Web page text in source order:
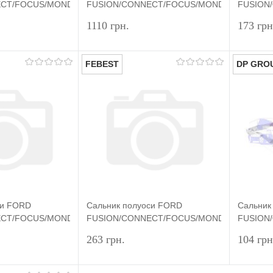
FOCUS/MONDEO/TRANSIT/FIESTAFUSION/CONNECT/FOCUS/MONDEO/
1110 грн. 173
В
FORD
FOCUS/MONDEO/TRANSIT/FIESTA
FEBEST
Сальник полуоси FORD
FUSION/CONNECT/FOCUS/MONDEO/
263 грн.
DP
104